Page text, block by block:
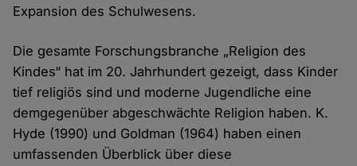
Expansion des Schulwesens.
Die gesamte Forschungsbranche „Religion des
Kindes“ hat im 20. Jahrhundert gezeigt, dass Kinder
tief religiös sind und moderne Jugendliche eine
demgegenüber abgeschwächte Religion haben. K.
Hyde (1990) und Goldman (1964) haben einen
umfassenden Überblick über diese